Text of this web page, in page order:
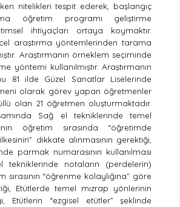
nitelikleri tespit ederek, başlangıç
öğretim programı geliştirme
ihtiyaçları ortaya koymaktır.
araştırma yöntemlerinden tarama
Araştırmanın örneklem seçiminde
yöntemi kullanılmıştır. Araştırmanın
81 ilde Güzel Sanatlar Liselerinde
olarak görev yapan öğretmenler
olan 21 öğretmen oluşturmaktadır.
Sağ el tekniklerinde temel
öğretim sırasında “öğretimde
dikkate alınmasının gerektiği,
parmak numarasının kullanılması
tekniklerinde notaların (perdelerin)
sırasının “öğrenme kolaylığına” göre
Etütlerde temel mızrap yönlerinin
Etütlerin “ezgisel etütler” şeklinde